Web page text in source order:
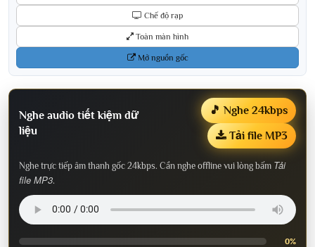
Chế độ rạp
Toàn màn hình
Mở nguồn gốc
Nghe audio tiết kiệm dữ
liệu
🎵 Nghe 24kbps
Tải file MP3
Nghe trực tiếp âm thanh gốc 24kbps. Cần nghe offline vui lòng bấm Tải
file MP3.
0%